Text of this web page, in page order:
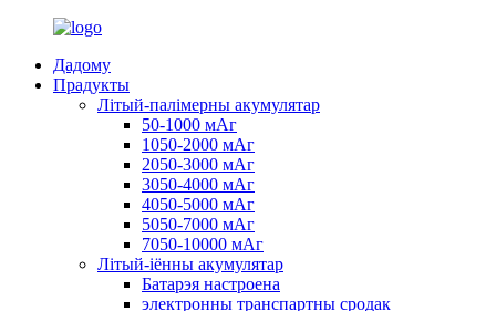
Дадому
Прадукты
Літый-палімерны акумулятар
50-1000 мАг
1050-2000 мАг
2050-3000 мАг
3050-4000 мАг
4050-5000 мАг
5050-7000 мАг
7050-10000 мАг
Літый-іённы акумулятар
Батарэя настроена
электронны транспартны сродак